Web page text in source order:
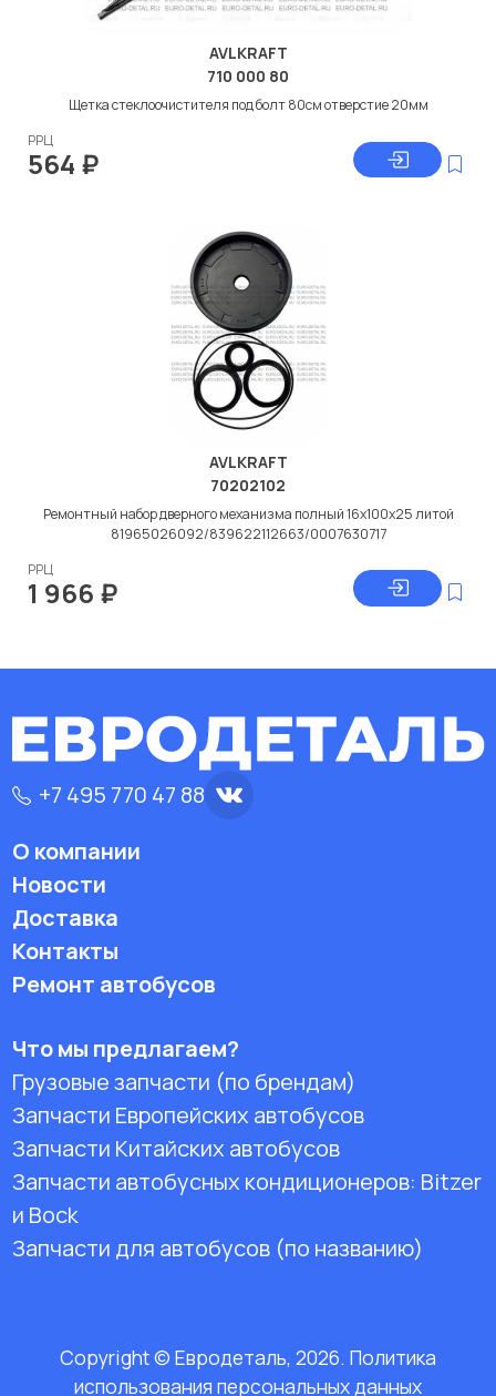
AVLKRAFT
710 000 80
Щетка стеклоочистителя под болт 80см отверстие 20мм
РРЦ
564 ₽
AVLKRAFT
70202102
Ремонтный набор дверного механизма полный 16x100x25 литой
81965026092/839622112663/0007630717
РРЦ
1 966 ₽
+7 495 770 47 88
О компании
Новости
Доставка
Контакты
Ремонт автобусов
Что мы предлагаем?
Грузовые запчасти (по брендам)
Запчасти Европейских автобусов
Запчасти Китайских автобусов
Запчасти автобусных кондиционеров: Bitzer
и Bock
Запчасти для автобусов (по названию)
Copyright © Евродеталь, 2026. Политика
использования персональных данных